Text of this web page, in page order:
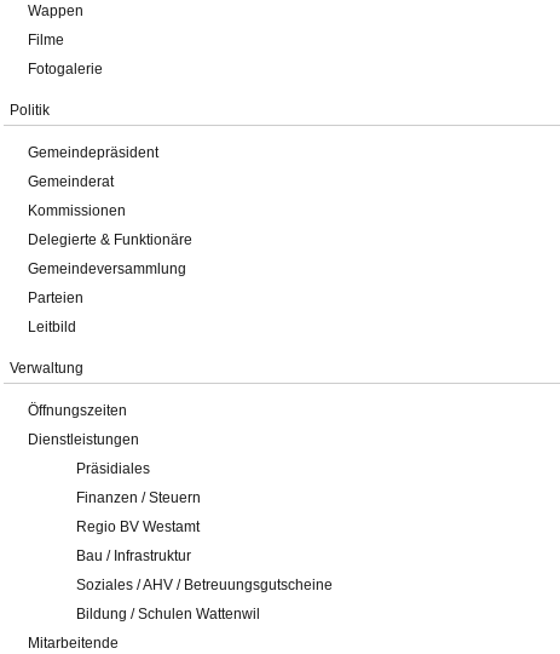
Wappen
Filme
Fotogalerie
Politik
Gemeindepräsident
Gemeinderat
Kommissionen
Delegierte & Funktionäre
Gemeindeversammlung
Parteien
Leitbild
Verwaltung
Öffnungszeiten
Dienstleistungen
Präsidiales
Finanzen / Steuern
Regio BV Westamt
Bau / Infrastruktur
Soziales / AHV / Betreuungsgutscheine
Bildung / Schulen Wattenwil
Mitarbeitende